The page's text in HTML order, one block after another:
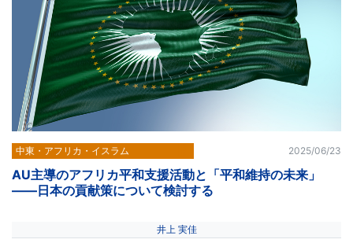
中東・アフリカ・イスラム 2025/06/23
AU主導のアフリカ平和支援活動と「平和維持の未来」
――日本の貢献策について検討する
井上 実佳